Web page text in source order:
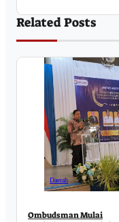
Related Posts
Daerah
Ombudsman Mulai